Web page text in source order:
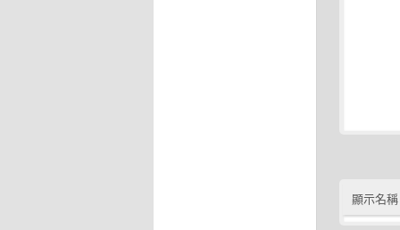
顯示名稱